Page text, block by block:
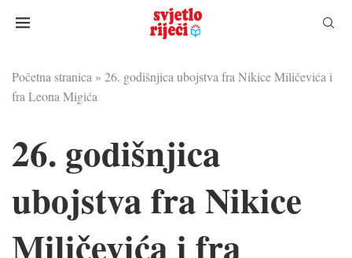
Početna stranica » 26. godišnjica ubojstva fra Nikice Miličevića i
fra Leona Migića
26. godišnjica
ubojstva fra Nikice
Miličevića i fra